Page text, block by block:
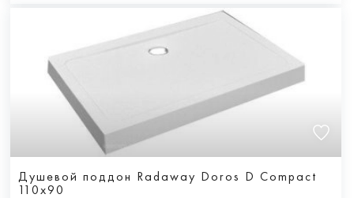
Душевой поддон Radaway Doros D Compact
110x90